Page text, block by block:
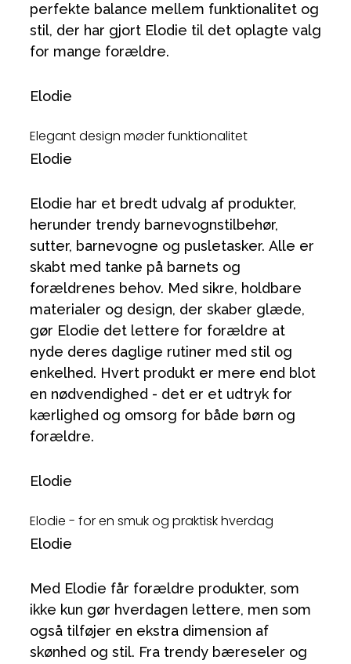
perfekte balance mellem funktionalitet og
stil, der har gjort Elodie til det oplagte valg
for mange forældre.
Elodie
Elegant design møder funktionalitet
Elodie
Elodie har et bredt udvalg af produkter,
herunder trendy barnevognstilbehør,
sutter, barnevogne og pusletasker. Alle er
skabt med tanke på barnets og
forældrenes behov. Med sikre, holdbare
materialer og design, der skaber glæde,
gør Elodie det lettere for forældre at
nyde deres daglige rutiner med stil og
enkelhed. Hvert produkt er mere end blot
en nødvendighed - det er et udtryk for
kærlighed og omsorg for både børn og
forældre.
Elodie
Elodie - for en smuk og praktisk hverdag
Elodie
Med Elodie får forældre produkter, som
ikke kun gør hverdagen lettere, men som
også tilføjer en ekstra dimension af
skønhed og stil. Fra trendy bæreseler og